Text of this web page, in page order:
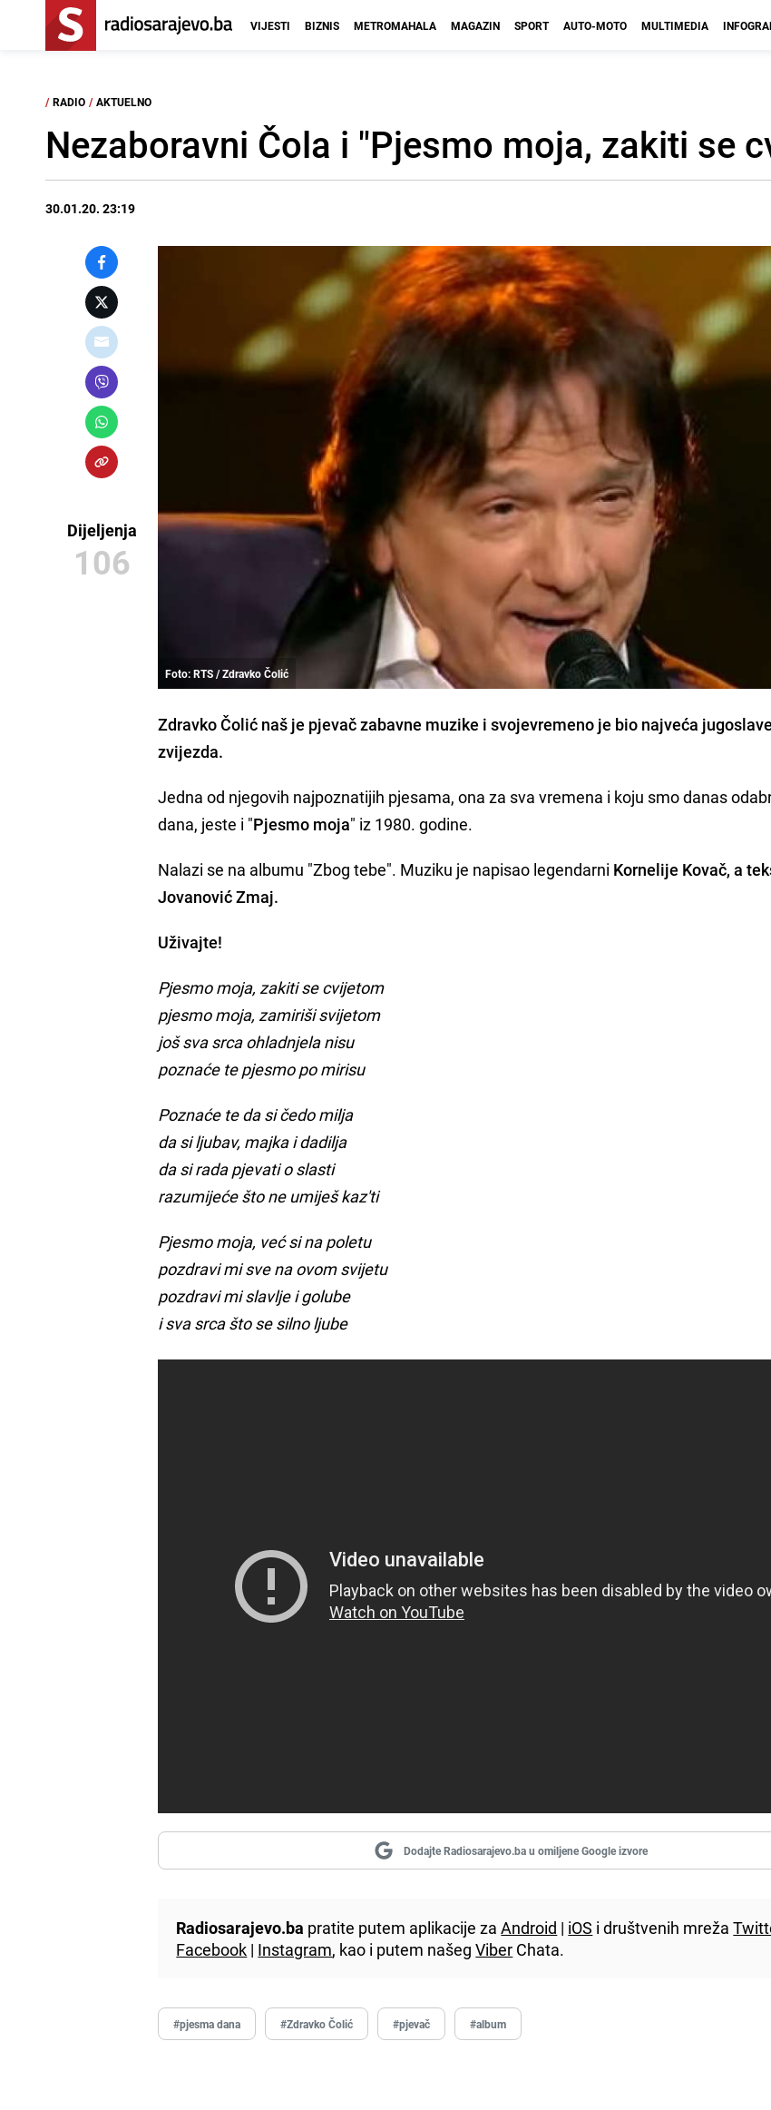
VIJESTI BIZNIS METROMAHALA MAGAZIN SPORT AUTO-MOTO MULTIMEDIA
/ RADIO / AKTUELNO
Nezaboravni Čola i "Pjesmo moja, zakiti se
30.01.20. 23:19
Dijeljenja
106
Foto: RTS / Zdravko Čolić
Zdravko Čolić naš je pjevač zabavne muzike i svojevremeno je bio najveća
zvijezda.
Jedna od njegovih najpoznatijih pjesama, ona za sva vremena i koju smo danas
dana, jeste i "Pjesmo moja" iz 1980. godine.
Nalazi se na albumu "Zbog tebe". Muziku je napisao legendarni Kornelije Kovač, a
Jovanović Zmaj.
Uživajte!
Pjesmo moja, zakiti se cvijetom
pjesmo moja, zamiriši svijetom
još sva srca ohladnjela nisu
poznaće te pjesmo po mirisu
Poznaće te da si čedo milja
da si ljubav, majka i dadilja
da si rada pjevati o slasti
razumijeće što ne umiješ kaz'ti
Pjesmo moja, već si na poletu
pozdravi mi sve na ovom svijetu
pozdravi mi slavlje i golube
i sva srca što se silno ljube
Dodajte Radiosarajevo.ba u omiljene Google izvore
Radiosarajevo.ba pratite putem aplikacije zaAndroid | iOS i društvenih mreža
Facebook | Instagram, kao i putem našegViber Chata.
#pjesma dana #Zdravko Čolić #pjevač #album